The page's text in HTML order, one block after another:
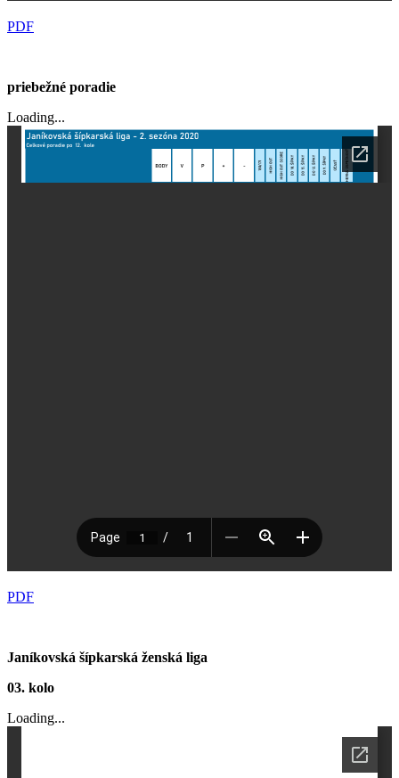
PDF
priebežné poradie
Loading...
PDF
Janíkovská šípkarská ženská liga
03. kolo
Loading...